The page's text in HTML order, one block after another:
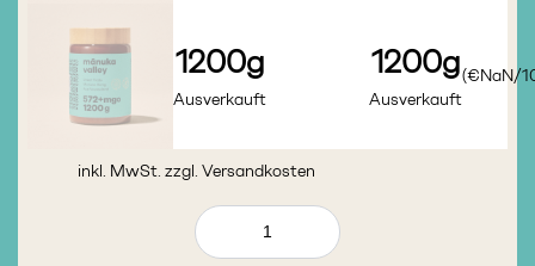
1200g
Ausverkauft
1200g
Ausverkauft
(€NaN/
inkl. MwSt. zzgl. Versandkosten